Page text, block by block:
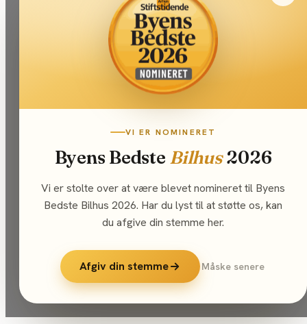
VI ER NOMINERET
Byens Bedste Bilhus2026
Vi er stolte over at være blevet nomineret til Byens
Bedste Bilhus 2026. Har du lyst til at støtte os, kan
du afgive din stemme her.
Afgiv din stemme Måske senere